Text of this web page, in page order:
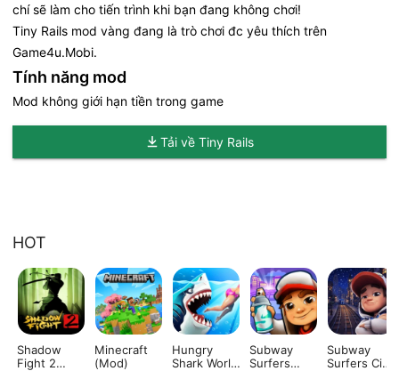
chí sẽ làm cho tiến trình khi bạn đang không chơi!
Tiny Rails mod vàng đang là trò chơi đc yêu thích trên
Game4u.Mobi.
Tính năng mod
Mod không giới hạn tiền trong game
Tải về Tiny Rails
HOT
Shadow
Fight 2
Minecraft
(Mod)
Hungry
Shark World
Subway
Surfers
Subway
Surfers City